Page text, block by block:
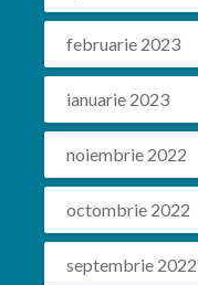
februarie 2023
ianuarie 2023
noiembrie 2022
octombrie 2022
septembrie 2022